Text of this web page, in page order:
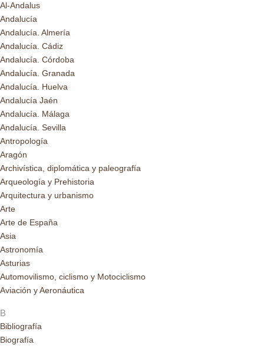
Al-Andalus
Andalucía
Andalucía. Almería
Andalucía. Cádiz
Andalucía. Córdoba
Andalucía. Granada
Andalucía. Huelva
Andalucía Jaén
Andalucía. Málaga
Andalucía. Sevilla
Antropología
Aragón
Archivística, diplomática y paleografía
Arqueología y Prehistoria
Arquitectura y urbanismo
Arte
Arte de España
Asia
Astronomía
Asturias
Automovilismo, ciclismo y Motociclismo
Aviación y Aeronáutica
B
Bibliografía
Biografía